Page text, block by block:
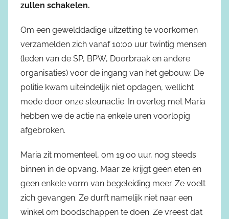
zullen schakelen.
Om een gewelddadige uitzetting te voorkomen
verzamelden zich vanaf 10:00 uur twintig mensen
(leden van de SP, BPW, Doorbraak en andere
organisaties) voor de ingang van het gebouw. De
politie kwam uiteindelijk niet opdagen, wellicht
mede door onze steunactie. In overleg met Maria
hebben we de actie na enkele uren voorlopig
afgebroken.
Maria zit momenteel, om 19:00 uur, nog steeds
binnen in de opvang. Maar ze krijgt geen eten en
geen enkele vorm van begeleiding meer. Ze voelt
zich gevangen. Ze durft namelijk niet naar een
winkel om boodschappen te doen. Ze vreest dat